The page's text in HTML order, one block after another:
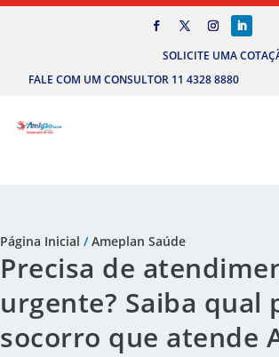
SOLICITE UMA
FALE COM UM CONSULTOR 11 4328 8880
Página Inicial /Ameplan Saúde
Precisa de
urgente? Saiba qual
socorro que atende